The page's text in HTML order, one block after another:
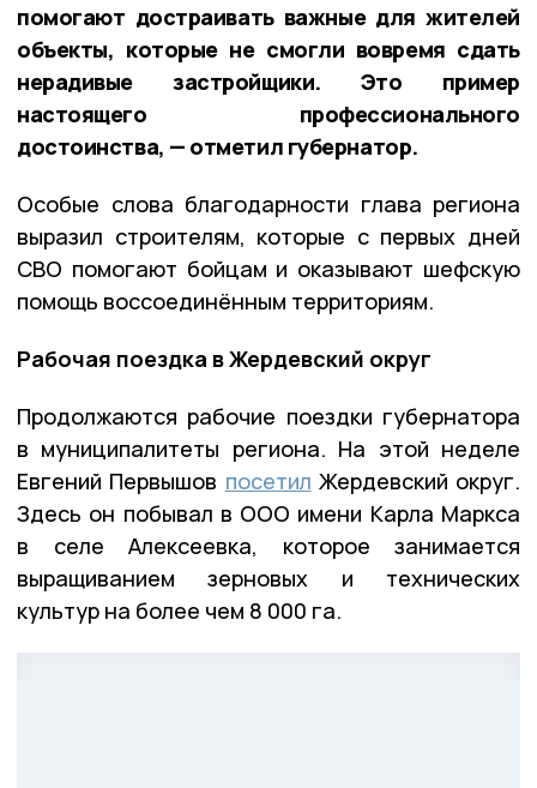
помогают достраивать важные для жителей
объекты, которые не смогли вовремя сдать
нерадивые застройщики. Это пример
настоящего профессионального
достоинства, — отметил губернатор.
Особые слова благодарности глава региона
выразил строителям, которые с первых дней
СВО помогают бойцам и оказывают шефскую
помощь воссоединённым территориям.
Рабочая поездка в Жердевский округ
Продолжаются рабочие поездки губернатора
в муниципалитеты региона. На этой неделе
Евгений Первышов посетил Жердевский округ.
Здесь он побывал в ООО имени Карла Маркса
в селе Алексеевка, которое занимается
выращиванием зерновых и технических
культур на более чем 8 000 га.